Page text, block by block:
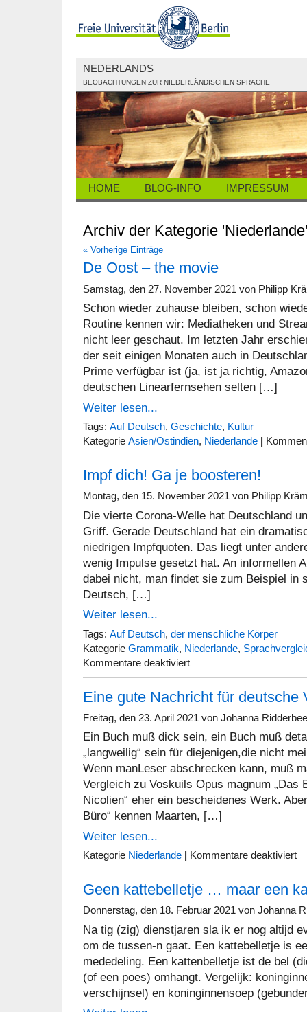
NEDERLANDS
BEOBACHTUNGEN ZUR NIEDERLÄNDISCHEN SPRACHE
HOME BLOG-INFO IMPRESSUM
Archiv der Kategorie 'Niederlande'
« Vorherige Einträge
De Oost – the movie
Samstag, den 27. November 2021 von Philipp
Schon wieder zuhause bleiben, schon
Routine kennen wir: Mediatheken und
nicht leer geschaut. Im letzten Jahr
der seit einigen Monaten auch in
Prime verfügbar ist (ja, ist ja richtig,
deutschen Linearfernsehen selten […]
Weiter lesen...
Tags: Auf Deutsch, Geschichte, Kultur
Kategorie Asien/Ostindien, Niederlande
Impf dich! Ga je boosteren!
Montag, den 15. November 2021 von Philipp
Die vierte Corona-Welle hat Deutschland
Griff. Gerade Deutschland hat ein
niedrigen Impfquoten. Das liegt unter
wenig Impulse gesetzt hat. An informellen
dabei nicht, man findet sie zum Beispiel in
Deutsch, […]
Weiter lesen...
Tags: Auf Deutsch, der menschliche Körper
Kategorie Grammatik, Niederlande,
Kommentare deaktiviertfür
Ga
je
boosteren!
Eine gute Nachricht für deutsche
Freitag, den 23. April 2021 von Johanna
Ein Buch muß dick sein, ein Buch muß
„langweilig“ sein für diejenigen,die nicht
Wenn manLeser abschrecken kann, muß
Vergleich zu Voskuils Opus magnum „Das
Nicolien“ eher ein bescheidenes Werk.
Büro“ kennen Maarten, […]
Weiter lesen...
Kategorie Niederlande Kommentare deaktiviertfür
für
Geen kattebelletje … maar een
Donnerstag, den 18. Februar 2021 von Johanna
Na tig (zig) dienstjaren sla ik er nog altijd
om de tussen-n gaat. Een kattebelletje is
mededeling. Een kattenbelletje ist de bel
(of een poes) omhangt. Vergelijk:
verschijnsel) en koninginnensoep